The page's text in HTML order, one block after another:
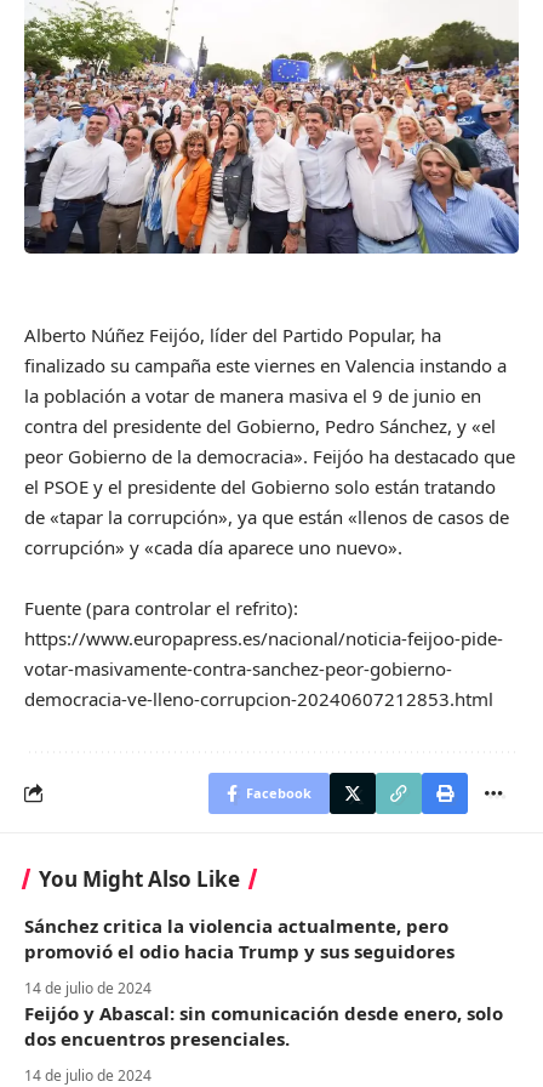
Alberto Núñez Feijóo, líder del Partido Popular, ha
finalizado su campaña este viernes en Valencia instando a
la población a votar de manera masiva el 9 de junio en
contra del presidente del Gobierno, Pedro Sánchez, y «el
peor Gobierno de la democracia». Feijóo ha destacado que
el PSOE y el presidente del Gobierno solo están tratando
de «tapar la corrupción», ya que están «llenos de casos de
corrupción» y «cada día aparece uno nuevo».
Fuente (para controlar el refrito):
https://www.europapress.es/nacional/noticia-feijoo-pide-
votar-masivamente-contra-sanchez-peor-gobierno-
democracia-ve-lleno-corrupcion-20240607212853.html
Facebook
You Might Also Like
Sánchez critica la violencia actualmente, pero
promovió el odio hacia Trump y sus seguidores
14 de julio de 2024
Feijóo y Abascal: sin comunicación desde enero, solo
dos encuentros presenciales.
14 de julio de 2024